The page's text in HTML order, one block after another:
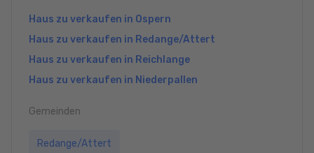
Haus zu verkaufen in Ospern
Haus zu verkaufen in Redange/Attert
Haus zu verkaufen in Reichlange
Haus zu verkaufen in Niederpallen
Gemeinden
Redange/Attert